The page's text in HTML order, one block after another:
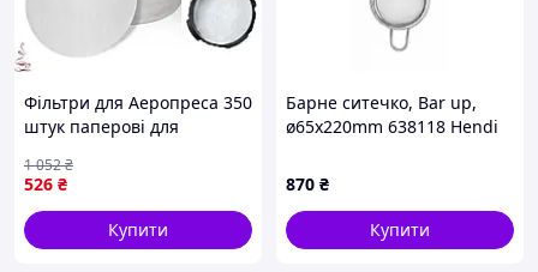
Фільтри для Аеропреса 350
штук паперові для
настоянок з ідеальною
фільтрацією
526 ₴
1 052₴
Купити
Барне ситечко, Bar up,
ø65x220mm 638118 Hendi
870 ₴
Купити